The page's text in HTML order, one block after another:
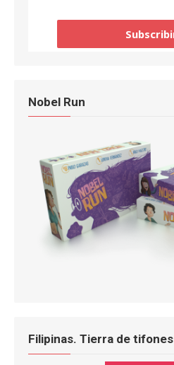
Nobel Run
Filipinas. Tierra de tifones